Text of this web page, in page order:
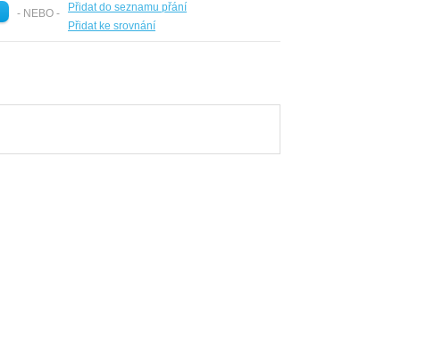
- NEBO -
Přidat do seznamu přání
Přidat ke srovnání